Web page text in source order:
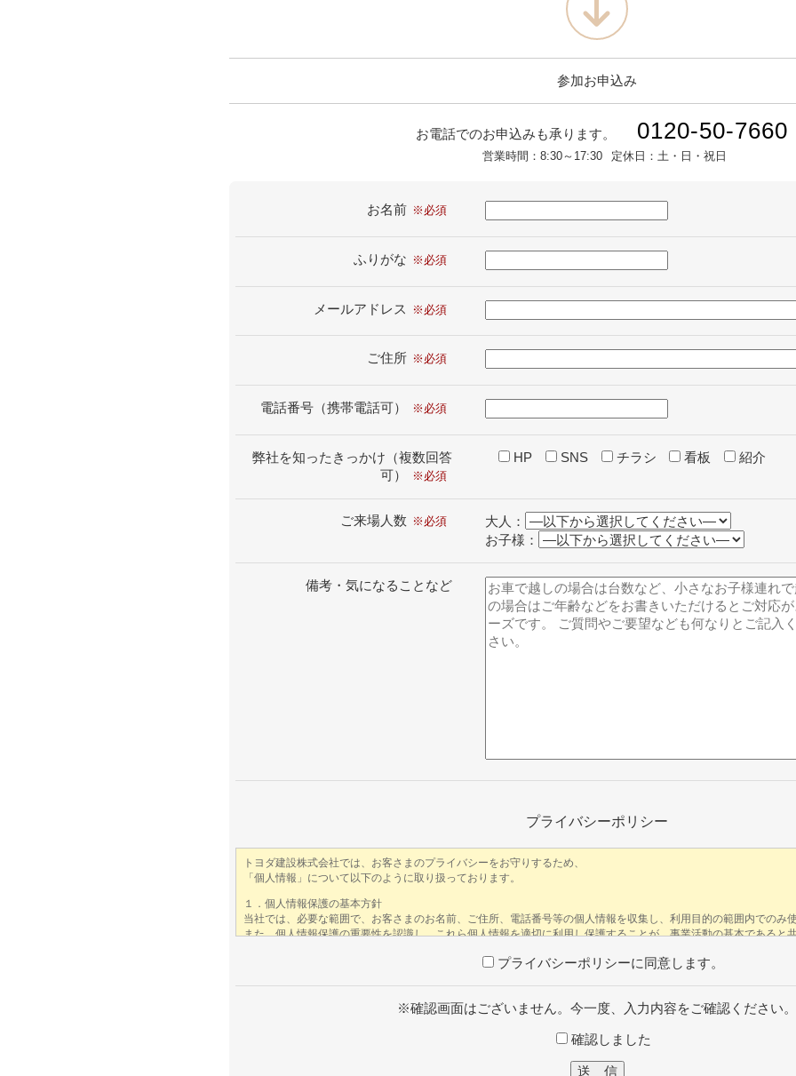
参加お申込み
お電話でのお申込みも承ります。 0120-50-7660
営業時間： 8:30～17:30 定休日： 土・日・祝日
お名前
ふりがな
メールアドレス
ご住所
電話番号（携帯電話可）
弊社を知ったきっかけ（複数回答
可）
HP SNS チラシ 看板 紹介
ご来場人数
大人：
お子様：
備考・気になることなど
プライバシーポリシー
プライバシーポリシーに同意します。
※確認画面はございません。今一度、入力内容をご確認ください。
確認しました